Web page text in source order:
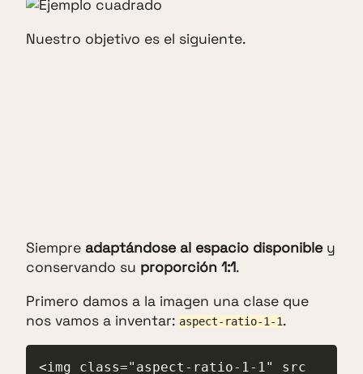
Nuestro objetivo es el siguiente.
Siempre adaptándose al espacio disponibley
conservando su proporción 1:1.
Primero damos a la imagen una clase que
nos vamos a inventar: aspect-ratio-1-1.
<img class="aspect-ratio-1-1" src